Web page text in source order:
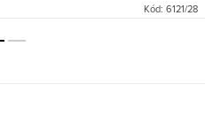
Kód: 6121/28